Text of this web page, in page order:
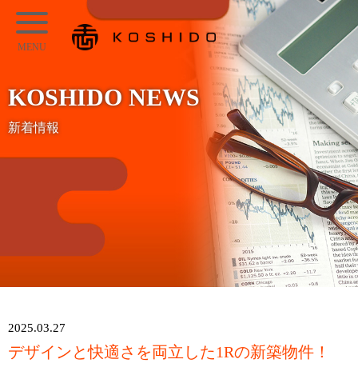
コ
ン
テ
ン
キ
ッ
KOSHIDO
メ
ュ
ー
KOSHIDO NEWS
新着情報
2025.03.27
デザインと快適さを両立した1Rの新築物件！